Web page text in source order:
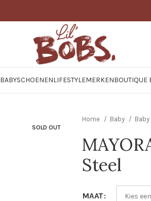
BABYSCHOENENLIFESTYLEMERKENBOUTIQUE
SOLD OUT
Home Baby
Steel
MAAT